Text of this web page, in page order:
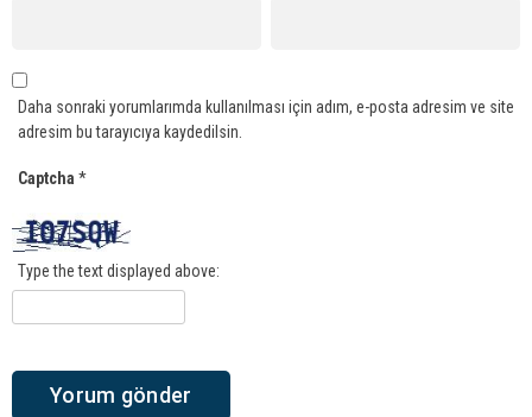
Daha sonraki yorumlarımda kullanılması için adım, e-posta adresim ve site
adresim bu tarayıcıya kaydedilsin.
Captcha *
Type the text displayed above: